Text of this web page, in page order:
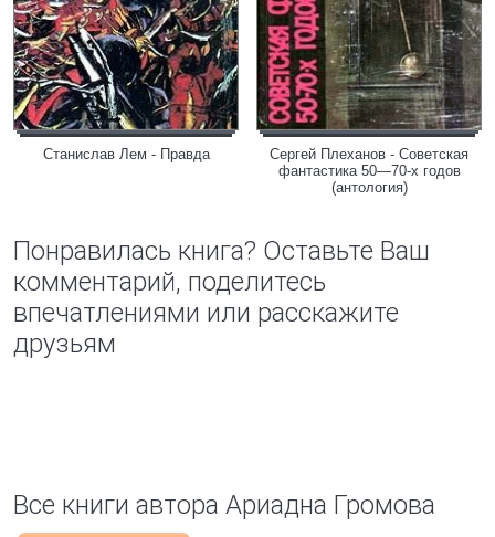
Станислав Лем - Правда
Сергей Плеханов - Советская
фантастика 50—70-х годов
(антология)
Понравилась книга? Оставьте Ваш
комментарий, поделитесь
впечатлениями или расскажите
друзьям
Все книги автора Ариадна Громова